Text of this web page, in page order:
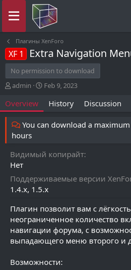
Плагины XenForo
XF 1 Extra Navigation
No permission to download
A
t
h
o
r
admin
C
t
d
t
Feb 9, 2023
Overview History Discussion
You can download a
hours
Видимый копирайт
Нет
Поддерживаемые версии
1.4.x 1.5.x
Плагин позволит вам с
неограниченное количество
навигации форума, с
выпадающего меню второго и
Возможности: